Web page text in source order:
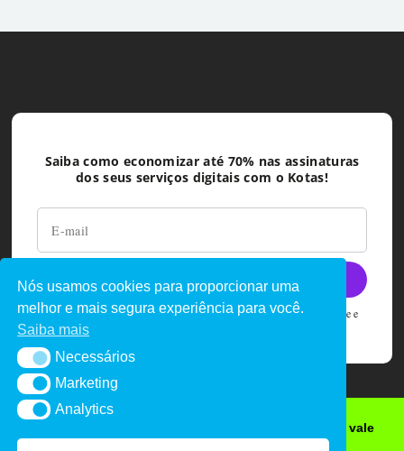
Quer cupons de desconto, promoções e sorteio de vale
Saiba como economizar até 70% nas assinaturas
dos seus serviços digitais com o Kotas!
Ao deixar seu e-mail você concorda com as políticas de privacidade e
Nós usamos cookies para proporcionar uma
melhor e mais segura experiência para você.
Saiba mais
NecessáriosNecessários
MarketingMarketing
AnalyticsAnalytics